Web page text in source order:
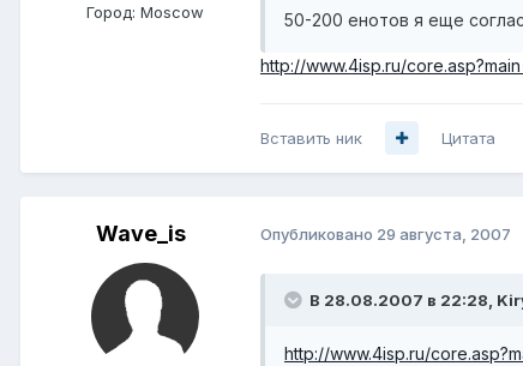
Город: Moscow 50-200 енотов я еще
http://www.4isp.ru/
Вставить ник Цитата
Wave_is Опубликовано 29 августа, 2007
В 28.08.2007 в 22:28,
http://www.4isp.ru/